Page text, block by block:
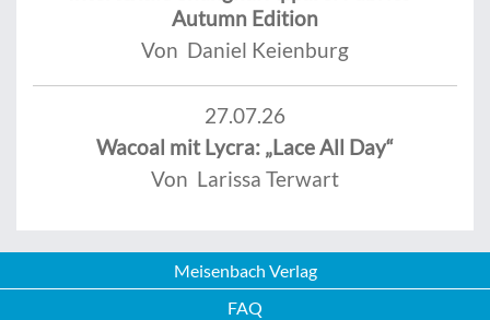
Autumn Edition
Von Daniel Keienburg
27.07.26
Wacoal mit Lycra: „Lace All Day“
Von Larissa Terwart
Meisenbach Verlag
FAQ